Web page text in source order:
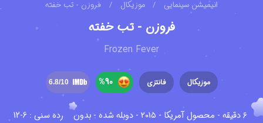
انیمیشن سینمایی / موزیکال / فروزن - تب خفته
فروزن - تب خفته
Frozen Fever
موزیکال فانتزی 90
%
6.8/10
۶ دقیقه - محصول آمریکا - ۲۰۱۵ - دوبله شده - بدون
رده سنی : 6-12